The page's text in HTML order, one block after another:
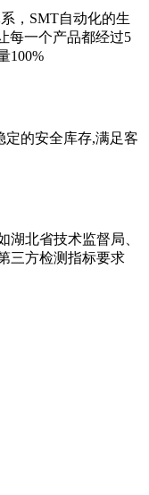
，SMT自动化的生
每一个产品都经过5
100%
定的安全库存,满足客
湖北省技术监督局、
三方检测指标要求